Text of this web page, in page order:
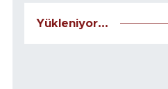
Yükleniyor...